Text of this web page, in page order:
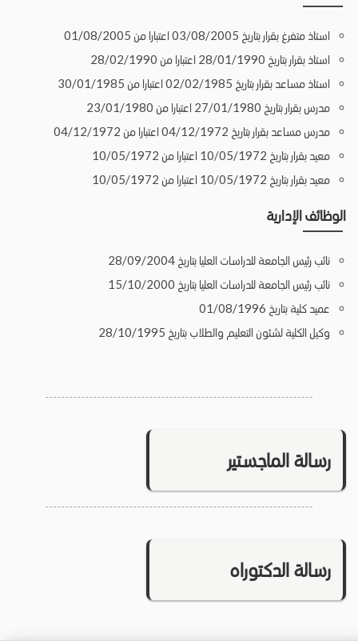
استاذ متفرغ بقرار بتاريخ 03/08/2005 اعتبارا من 01/08/2005
استاذ بقرار بتاريخ 28/01/1990 اعتبارا من 28/02/1990
استاذ مساعد بقرار بتاريخ 02/02/1985 اعتبارا من 30/01/1985
مدرس بقرار بتاريخ 27/01/1980 اعتبارا من 23/01/1980
مدرس مساعد بقرار بتاريخ 04/12/1972 اعتبارا من 04/12/1972
معيد بقرار بتاريخ 10/05/1972 اعتبارا من 10/05/1972
معيد بقرار بتاريخ 10/05/1972 اعتبارا من 10/05/1972
الوظائف الإدارية
نائب رئيس الجامعة للدراسات العليا بتاريخ 28/09/2004
نائب رئيس الجامعة للدراسات العليا بتاريخ 15/10/2000
عميد كلية بتاريخ 01/08/1996
وكيل الكلية لشئون التعليم والطلاب بتاريخ 28/10/1995
رسالة الماجستير
رسالة الدكتوراه